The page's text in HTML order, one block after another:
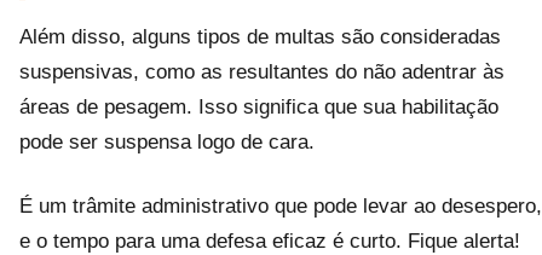
Além disso, alguns tipos de multas são consideradas
suspensivas, como as resultantes do não adentrar às
áreas de pesagem. Isso significa que sua habilitação
pode ser suspensa logo de cara.
É um trâmite administrativo que pode levar ao desespero,
e o tempo para uma defesa eficaz é curto. Fique alerta!